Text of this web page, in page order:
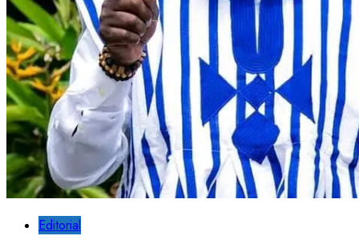
Editorial